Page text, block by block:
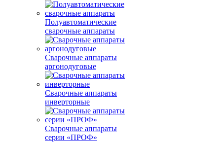
Полуавтоматические
сварочные аппараты
Сварочные аппараты
аргонодуговые
Сварочные аппараты
инверторные
Сварочные аппараты
серии «ПРОФ»